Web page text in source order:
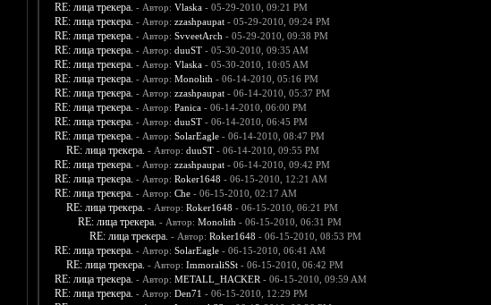
RE: лица трекера. - Автор: Vlaska- 05-29-2010, 09:21 PM
RE: лица трекера. - Автор: zzashpaupat- 05-29-2010, 09:24 PM
RE: лица трекера. - Автор: SvveetArch - 05-29-2010, 09:38 PM
RE: лица трекера. - Автор: duuST- 05-30-2010, 09:35 AM
RE: лица трекера. - Автор: Vlaska- 05-30-2010, 10:05 AM
RE: лица трекера. - Автор: Monolith - 06-14-2010, 05:16 PM
RE: лица трекера. - Автор: zzashpaupat- 06-14-2010, 05:37 PM
RE: лица трекера. - Автор: Panica- 06-14-2010, 06:00 PM
RE: лица трекера. - Автор: duuST- 06-14-2010, 06:45 PM
RE: лица трекера. - Автор: SolarEagle- 06-14-2010, 08:47 PM
RE: лица трекера. - Автор: duuST- 06-14-2010, 09:55 PM
RE: лица трекера. - Автор: zzashpaupat- 06-14-2010, 09:42 PM
RE: лица трекера. - Автор: Roker1648 - 06-15-2010, 12:21 AM
RE: лица трекера. - Автор: Che- 06-15-2010, 02:17 AM
RE: лица трекера. - Автор: Roker1648 - 06-15-2010, 06:21 PM
RE: лица трекера. - Автор: Monolith - 06-15-2010, 06:31 PM
RE: лица трекера. - Автор: Roker1648 - 06-15-2010, 08:53 PM
RE: лица трекера. - Автор: SolarEagle- 06-15-2010, 06:41 AM
RE: лица трекера. - Автор: ImmoraliSSt- 06-15-2010, 06:42 PM
RE: лица трекера. - Автор: METALL_HACKER - 06-15-2010, 09:59 AM
RE: лица трекера. - Автор: Den71 - 06-15-2010, 12:29 PM